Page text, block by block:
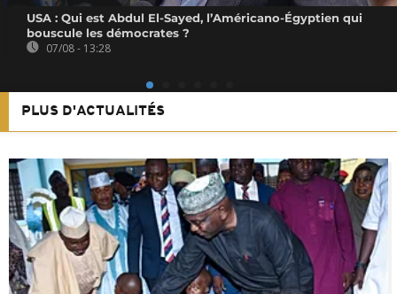
USA : Qui est Abdul El-Sayed, l’Américano-Égyptien qui
bouscule les démocrates ?
07/08 - 13:28
PLUS D'ACTUALITÉS